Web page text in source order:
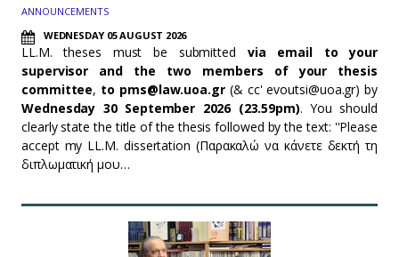
ANNOUNCEMENTS
WEDNESDAY 05 AUGUST 2026
LL.M. theses must be submitted via email to your
supervisor and the two members of your thesis
committee, to pms@law.uoa.gr (& cc' evoutsi@uoa.gr) by
Wednesday 30 September 2026 (23.59pm). You should
clearly state the title of the thesis followed by the text: ''Please
accept my LL.M. dissertation (Παρακαλώ να κάνετε δεκτή τη
διπλωματική μου…